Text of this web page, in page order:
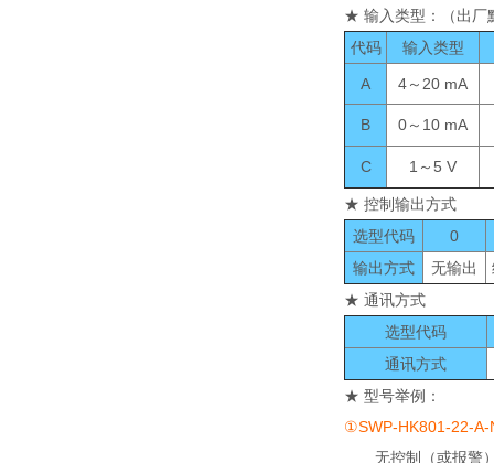
★ 输入类型：（出厂
代码
输入类型
A 4～20 mA
B 0～10 mA
C 1～5 V
★ 控制输出方式
选型代码
0
输出方式
无输出
★ 通讯方式
选型代码
通讯方式
★ 型号举例：
①SWP-HK801-22-A-
无控制（或报警